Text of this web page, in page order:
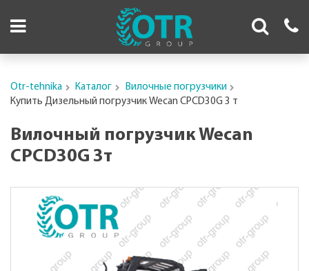
Otr-tehnika Каталог
Вилочные погрузчики
Купить Дизельный погрузчик Wecan CPCD30G 3 т
Вилочный погрузчик Wecan
CPCD30G 3т